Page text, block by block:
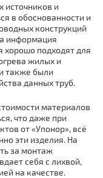
и
в обоснованности и
конструкций
информация
хорошо подходят для
жилых и
также были
данных труб.
материалов
что даже при
от «Упонор», всё
эти изделия. На
за монтаж
себя с лихвой,
на качестве.